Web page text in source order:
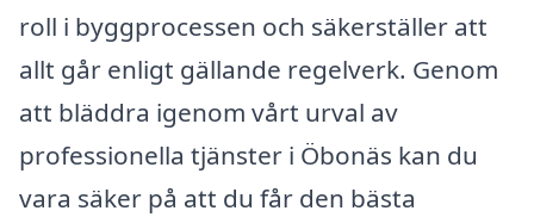
roll i byggprocessen och säkerställer att
allt går enligt gällande regelverk. Genom
att bläddra igenom vårt urval av
professionella tjänster i Öbonäs kan du
vara säker på att du får den bästa